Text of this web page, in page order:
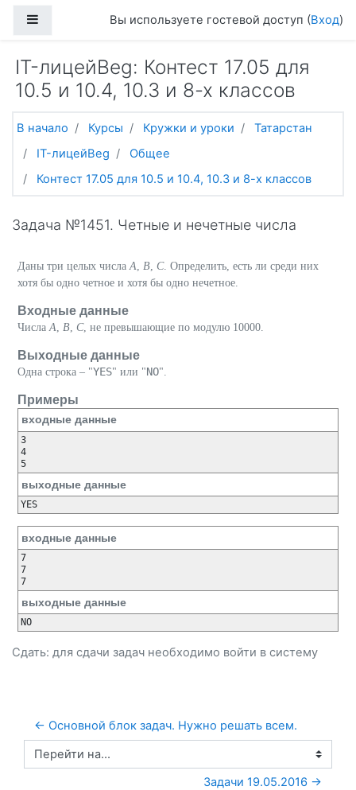
Боковая панельВы используете гостевой доступ (Вход)
IT-лицейBeg: Контест 17.05 для
10.5 и 10.4, 10.3 и 8-х классов
В начало Курсы Кружки и уроки
Татарстан
IT-лицейBeg
Общее
Контест 17.05 для 10.5 и 10.4, 10.3 и 8-х классов
Задача №1451. Четные и нечетные числа
Даны три целых числа A B C. Определить, есть ли среди них
хотя бы одно четное и хотя бы одно нечетное.
Входные данные
Числа A B C, не превышающие по модулю 10000.
Выходные данные
Одна строка – "YES" или "NO".
Примеры
входные данные
3
4
выходные данные
входные данные
7
7
выходные данные
Сдать: для сдачи задач необходимо войти в систему
← Основной блок задач. Нужно решать всем.
Перейти на...
Задачи 19.05.2016 →